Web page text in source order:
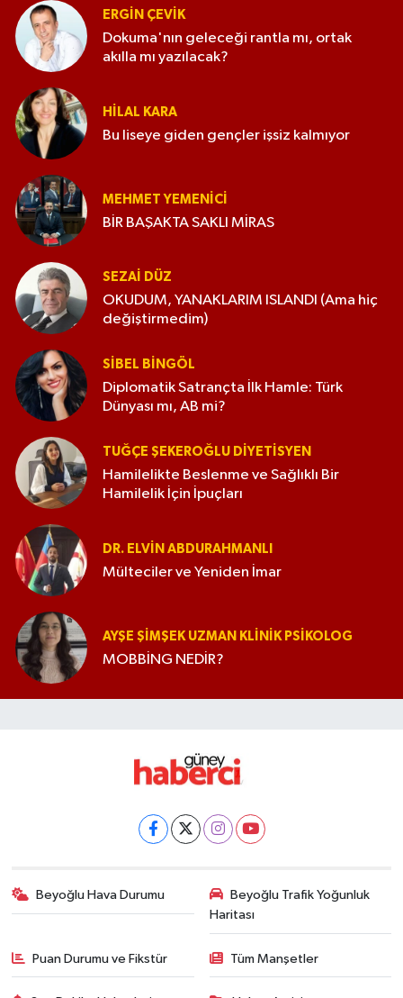
ERGIN ÇEVİK
Dokuma'nın geleceği rantla mı, ortak
akılla mı yazılacak?
HILAL KARA
Bu liseye giden gençler işsiz kalmıyor
MEHMET YEMENICI
BİR BAŞAKTA SAKLI MİRAS
SEZAI DÜZ
OKUDUM, YANAKLARIM ISLANDI (Ama hiç
değiştirmedim)
SIBEL BINGÖL
Diplomatik Satrançta İlk Hamle: Türk
Dünyası mı, AB mi?
TUĞÇE ŞEKEROĞLU DIYETISYEN
Hamilelikte Beslenme ve Sağlıklı Bir
Hamilelik İçin İpuçları
DR. ELVIN ABDURAHMANLI
Mülteciler ve Yeniden İmar
AYŞE ŞIMŞEK UZMAN KLINIK PSIKOLOG
MOBBİNG NEDİR?
Beyoğlu Hava Durumu
Beyoğlu Trafik Yoğunluk
Haritası
Puan Durumu ve Fikstür Tüm Manşetler